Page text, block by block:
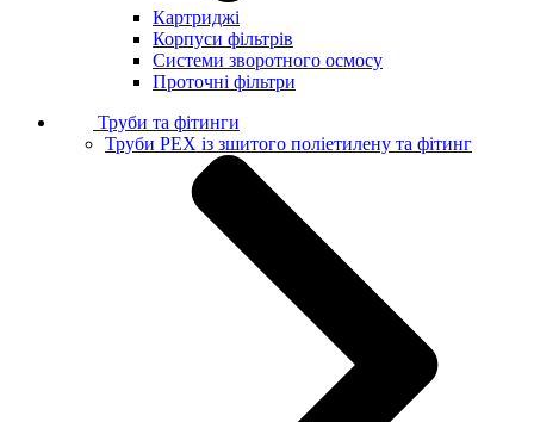
Картриджі
Корпуси фільтрів
Системи зворотного осмосу
Проточні фільтри
Труби та фітинги
Труби PEX із зшитого поліетилену та фітинг